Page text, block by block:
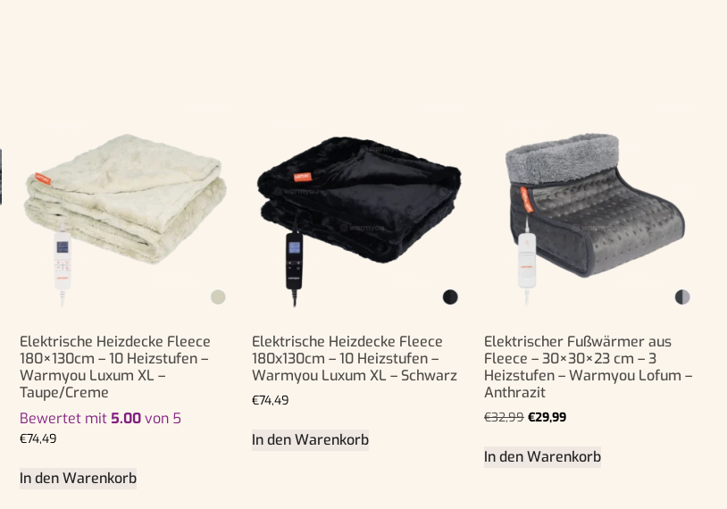
Elektrische Heizdecke Fleece
180×130cm – 10 Heizstufen –
Warmyou Luxum XL –
Taupe/Creme
Bewertet mit 5.00von 5
€74,49
In den Warenkorb
Elektrische Heizdecke Fleece
180x130cm – 10 Heizstufen –
Warmyou Luxum XL – Schwarz
€74,49
In den Warenkorb
Elektrischer Fußwärmer aus
Fleece – 30×30×23 cm – 3
Heizstufen – Warmyou Lofum –
Anthrazit
€32,99 €29,99
In den Warenkorb